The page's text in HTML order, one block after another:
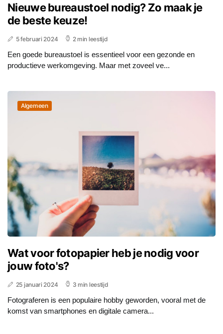
Nieuwe bureaustoel nodig? Zo maak je
de beste keuze!
5 februari 2024 2 min leestijd
Een goede bureaustoel is essentieel voor een gezonde en
productieve werkomgeving. Maar met zoveel ve...
Algemeen
Wat voor fotopapier heb je nodig voor
jouw foto's?
25 januari 2024 3 min leestijd
Fotograferen is een populaire hobby geworden, vooral met de
komst van smartphones en digitale camera...